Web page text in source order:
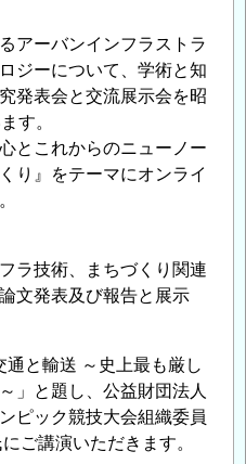
アーバンインフラストラ
ジーについて、学術と知
発表会と交流展示会を昭
す。
とこれからのニューノー
り』をテーマにオンライ
ラ技術、まちづくり関連
文発表及び報告と展示
通と輸送 ～史上最も厳し
」と題し、公益財団法人
ピック競技大会組織委員
講演いただきます。